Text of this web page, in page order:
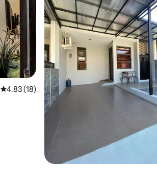
Calificación promedio: 4.83 de 5, 18 reseñas
4.83 (18)